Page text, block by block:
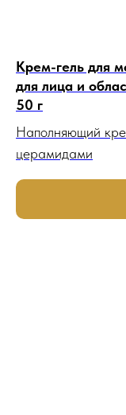
Крем-гель для
для лица и
50 г
Наполняющий
церамидами